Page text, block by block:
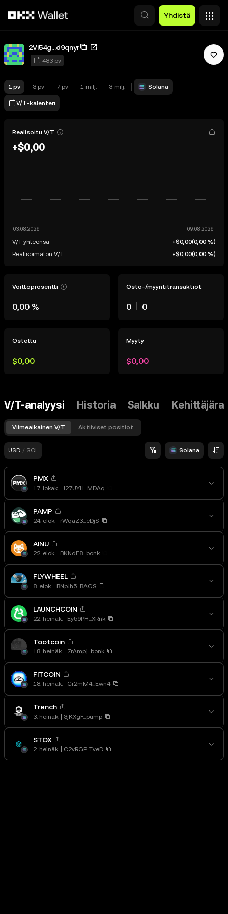
Yhdistä
2Vi54g...d9qnyr
483 pv
1 pv 3 pv 7 pv 1 milj. 3 milj. Solana
V/T-kalenteri
Realisoitu V/T
+$0,00
V/T yhteensä +$0,00(0,00 %)
Realisoimaton V/T
+$0,00(0,00 %)
Voittoprosentti
0,00 %
Osto-/myyntitransaktiot
0 0
Ostettu
$0,00
Myyty
$0,00
V/T-analyysi Historia Salkku
Viimeaikainen V/T Aktiiviset positiot
USD / SOL Solana
PMX
17. lokak. J27UYH...MDAq
PAMP
24. elok. rWqaZ3...eDjS
AINU
22. elok. BKNdE8...bonk
FLYWHEEL
8. elok. BNpJh5...BAGS
LAUNCHCOIN
22. heinäk. Ey59PH...XRnk
Tootcoin
18. heinäk. 7rAmpj...bonk
FITCOIN
18. heinäk. Cr2mM4...Ewn4
Trench
3. heinäk. 3jKXgF...pump
STOX
2. heinäk. C2vRGP...TveD